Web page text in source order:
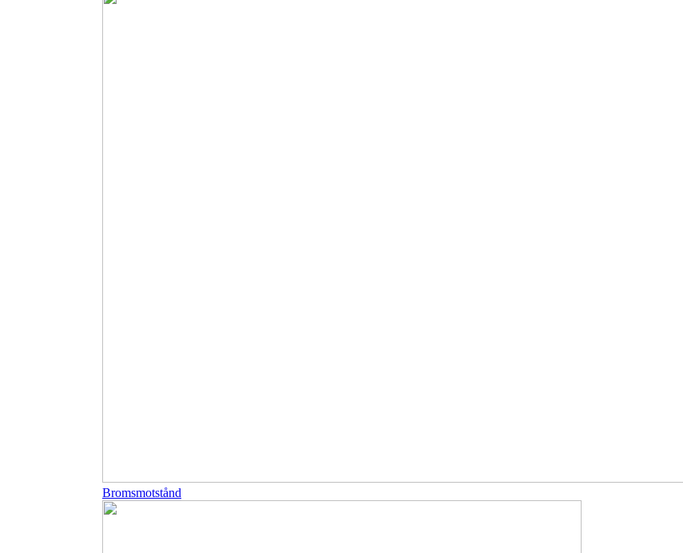
Bromsmotstånd